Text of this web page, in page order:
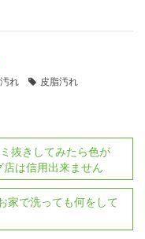
れ
皮脂汚れ
抜きしてみたら色が
は信用出来ません
家で洗っても何をして